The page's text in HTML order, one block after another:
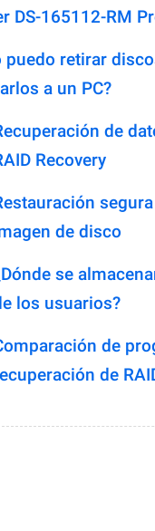
DS-165112-RM
puedo retirar
a un PC?
de
Recovery
de disco
se
los usuarios?
de
de